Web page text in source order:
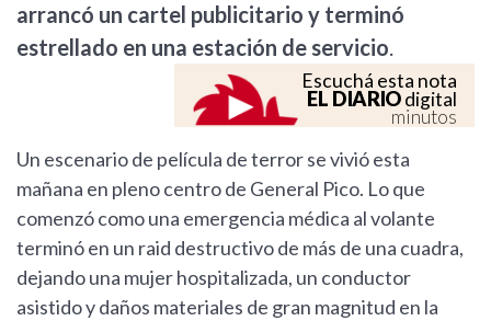
arrancó un cartel publicitario y terminó
estrellado en una estación de servicio.
Escuchá esta nota
EL DIARIOdigital
minutos
Un escenario de película de terror se vivió esta
mañana en pleno centro de General Pico. Lo que
comenzó como una emergencia médica al volante
terminó en un raid destructivo de más de una cuadra,
dejando una mujer hospitalizada, un conductor
asistido y daños materiales de gran magnitud en la